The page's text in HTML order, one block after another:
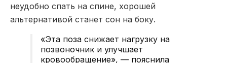
неудобно спать на спине, хорошей
альтернативой станет сон на боку.
«Эта поза снижает нагрузку на
позвоночник и улучшает
кровообращение», — пояснила